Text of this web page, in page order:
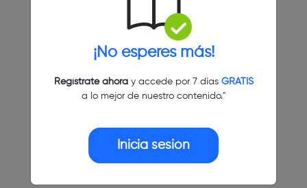
¡No esperes más!
Regístrate ahoray accede por 7 días GRATIS
a lo mejor de nuestro contenido."
Inicia sesión